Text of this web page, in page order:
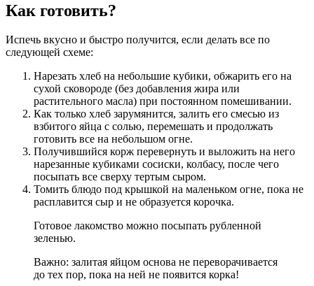
Как готовить?
Испечь вкусно и быстро получится, если делать все по
следующей схеме:
Нарезать хлеб на небольшие кубики, обжарить его на
сухой сковороде (без добавления жира или
растительного масла) при постоянном помешивании.
Как только хлеб зарумянится, залить его смесью из
взбитого яйца с солью, перемешать и продолжать
готовить все на небольшом огне.
Получившийся корж перевернуть и выложить на него
нарезанные кубиками сосиски, колбасу, после чего
посыпать все сверху тертым сыром.
Томить блюдо под крышкой на маленьком огне, пока не
расплавится сыр и не образуется корочка.
Готовое лакомство можно посыпать рубленной
зеленью.
Важно: залитая яйцом основа не переворачивается
до тех пор, пока на ней не появится корка!